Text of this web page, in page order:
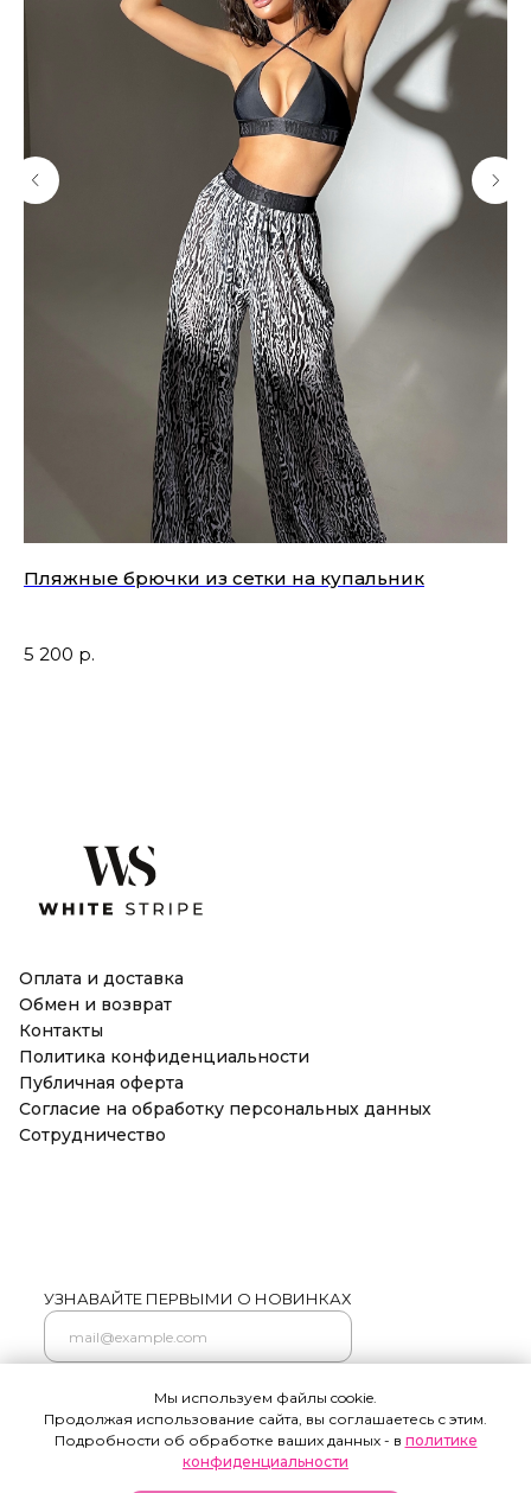
Мы используем файлы cookie.
Продолжая использование сайта, вы соглашаетесь с этим.
Подробности об обработке ваших данных - в политике
конфиденциальности
Пляжные брючки из сетки на купальник
5 200 р.
Оплата и доставка
Обмен и возврат
Контакты
Политика конфиденциальности
Публичная оферта
Согласие на обработку персональных данных
Сотрудничество
УЗНАВАЙТЕ ПЕРВЫМИ О НОВИНКАХ
Подписаться
обработку моих персональных данных и ознакомлен (а) с
условиями Политики конфиденциальности, Также я
выражаю свое Согласие с ч.1 ст.18 ФЗ от 13/03/2006 №38-ФЗ "О
рекламе" на направление мне на указанную мной
информационных сообщений